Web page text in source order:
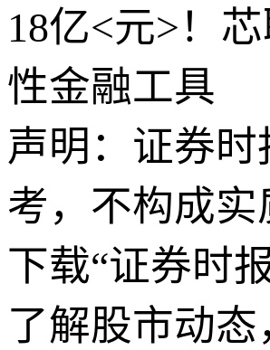
18亿<元>！
性金融工具
声明：证券
考，不构成
下载“证券时
了解股市动